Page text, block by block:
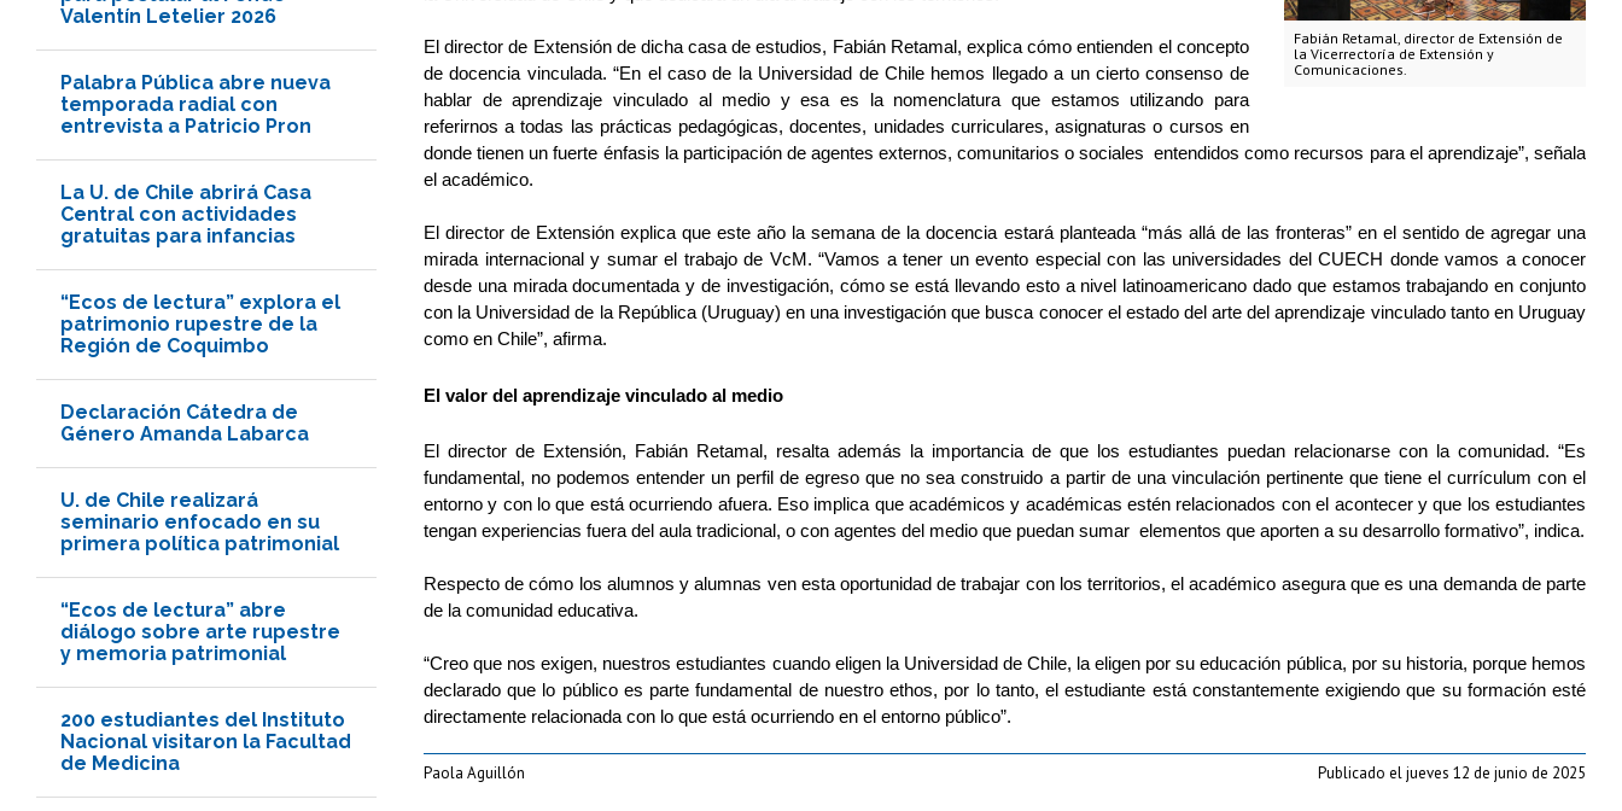
Valentín Letelier 2026
Palabra Pública abre nueva
temporada radial con
entrevista a Patricio Pron
La U. de Chile abrirá Casa
Central con actividades
gratuitas para infancias
“Ecos de lectura” explora el
patrimonio rupestre de la
Región de Coquimbo
Declaración Cátedra de
Género Amanda Labarca
U. de Chile realizará
seminario enfocado en su
primera política patrimonial
“Ecos de lectura” abre
diálogo sobre arte rupestre
y memoria patrimonial
200 estudiantes del Instituto
Nacional visitaron la Facultad
de Medicina
Fabián Retamal, director de Extensión de
la Vicerrectoría de Extensión y
Comunicaciones.
El director de Extensión de dicha casa de estudios, Fabián Retamal, explica cómo entienden el concepto
de docencia vinculada. “En el caso de la Universidad de Chile hemos llegado a un cierto consenso de
hablar de aprendizaje vinculado al medio y esa es la nomenclatura que estamos utilizando para
referirnos a todas las prácticas pedagógicas, docentes, unidades curriculares, asignaturas o cursos en
donde tienen un fuerte énfasis la participación de agentes externos, comunitarios o sociales  entendidos como recursos para el aprendizaje”, señala
el académico.
El director de Extensión explica que este año la semana de la docencia estará planteada “más allá de las fronteras” en el sentido de agregar una
mirada internacional y sumar el trabajo de VcM. “Vamos a tener un evento especial con las universidades del CUECH donde vamos a conocer
desde una mirada documentada y de investigación, cómo se está llevando esto a nivel latinoamericano dado que estamos trabajando en conjunto
con la Universidad de la República (Uruguay) en una investigación que busca conocer el estado del arte del aprendizaje vinculado tanto en Uruguay
como en Chile”, afirma.
El valor del aprendizaje vinculado al medio
El director de Extensión, Fabián Retamal, resalta además la importancia de que los estudiantes puedan relacionarse con la comunidad. “Es
fundamental, no podemos entender un perfil de egreso que no sea construido a partir de una vinculación pertinente que tiene el currículum con el
entorno y con lo que está ocurriendo afuera. Eso implica que académicos y académicas estén relacionados con el acontecer y que los estudiantes
tengan experiencias fuera del aula tradicional, o con agentes del medio que puedan sumar elementos que aporten a su desarrollo formativo”, indica.
Respecto de cómo los alumnos y alumnas ven esta oportunidad de trabajar con los territorios, el académico asegura que es una demanda de parte
de la comunidad educativa.
“Creo que nos exigen, nuestros estudiantes cuando eligen la Universidad de Chile, la eligen por su educación pública, por su historia, porque hemos
declarado que lo público es parte fundamental de nuestro ethos, por lo tanto, el estudiante está constantemente exigiendo que su formación esté
directamente relacionada con lo que está ocurriendo en el entorno público”.
Paola Aguillón Publicado el jueves 12 de junio de 2025